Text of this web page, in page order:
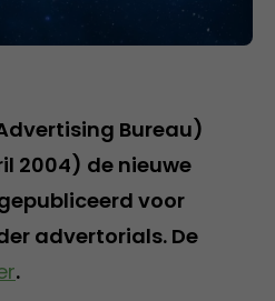
Bureau)
2004) de nieuwe
voor
advertorials. De
.